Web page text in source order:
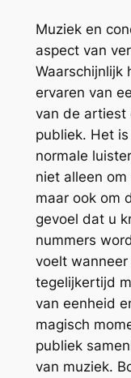
Muziek en
aspect van
Waarschijnlijk
ervaren van
van de artiest
publiek. Het
normale
niet alleen
maar ook om
gevoel dat u
nummers
voelt
tegelijkertijd
van eenheid
magisch
publiek
van muziek.